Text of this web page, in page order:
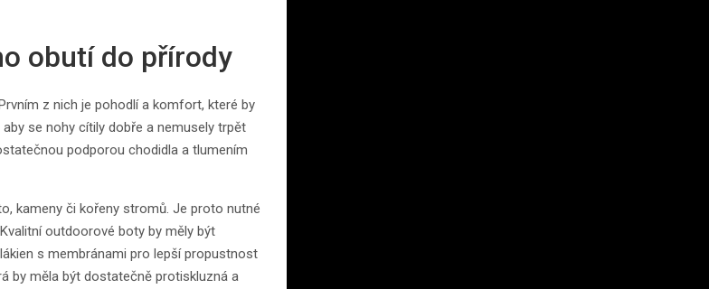
obutí do přírody
z nich je pohodlí a komfort, které by
se nohy cítily dobře a nemusely trpět
podporou chodidla a tlumením
kameny či kořeny stromů. Je proto nutné
outdoorové boty by měly být
s membránami pro lepší propustnost
by měla být dostatečně protiskluzná a